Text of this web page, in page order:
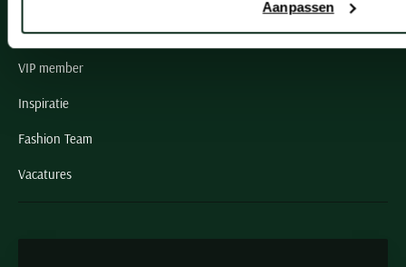
Aanpassen
Paul & Shark specialist
VIP member
Inspiratie
Fashion Team
Vacatures